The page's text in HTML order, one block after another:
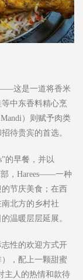
这是一道将香米
中东香料精心烹
）则赋予肉类
待贵宾的首选。
的早餐，并以
部，Harees——一种
节庆美食；在西
北方的乡村社
温暖层层延展。
性的欢迎方式开
，配上一颗甜蜜
主人的热情和款待